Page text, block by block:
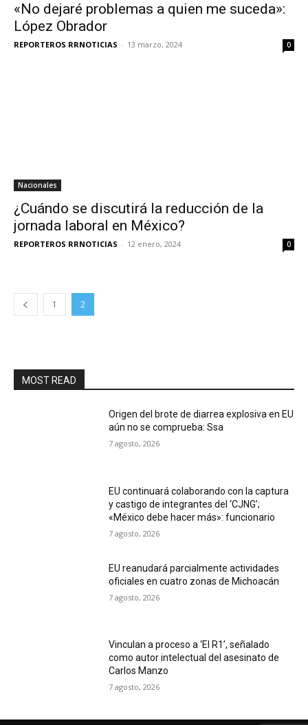
«No dejaré problemas a quien me suceda»:
López Obrador
REPORTEROS RRNOTICIAS - 13 marzo, 2024 0
Nacionales
¿Cuándo se discutirá la reducción de la
jornada laboral en México?
REPORTEROS RRNOTICIAS - 12 enero, 2024 0
1 2
MOST READ
Origen del brote de diarrea explosiva en EU
aún no se comprueba: Ssa
7 agosto, 2026
EU continuará colaborando con la captura
y castigo de integrantes del ‘CJNG’;
«México debe hacer más»: funcionario
7 agosto, 2026
EU reanudará parcialmente actividades
oficiales en cuatro zonas de Michoacán
7 agosto, 2026
Vinculan a proceso a ‘El R1’, señalado
como autor intelectual del asesinato de
Carlos Manzo
7 agosto, 2026